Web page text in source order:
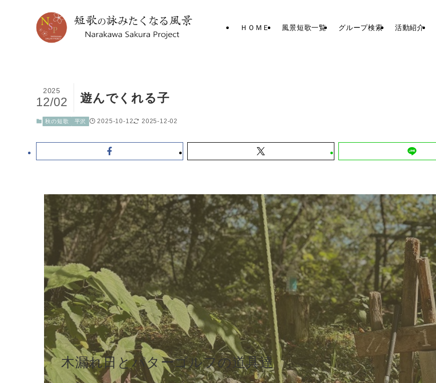
ＨＯＭＥ 風景短歌一覧 グループ検索 活動紹介
遊んでくれる子
2025
12/02
秋の短歌 平沢 2025-10-12 2025-12-02
木漏れ日とパターゴルフの道具達